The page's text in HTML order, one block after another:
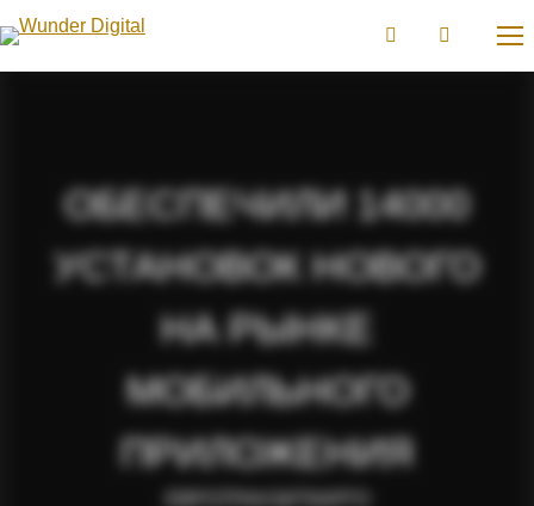
ОБЕСПЕЧИЛИ 14000
УСТАНОВОК НОВОГО
НА РЫНКЕ
МОБИЛЬНОГО
ПРИЛОЖЕНИЯ